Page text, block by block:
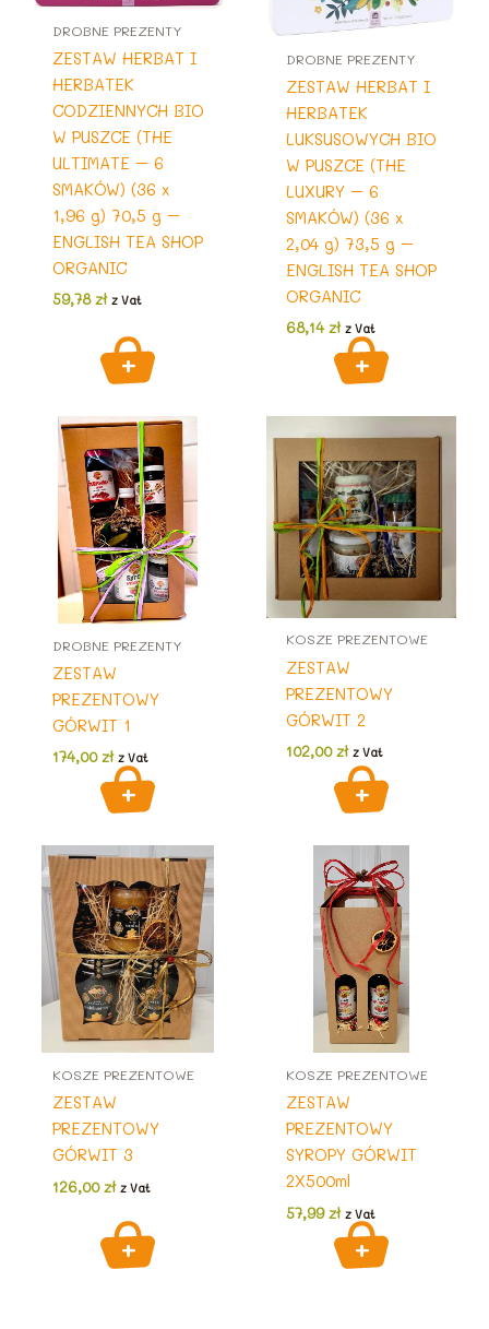
DROBNE PREZENTY
ZESTAW HERBAT I
HERBATEK
CODZIENNYCH BIO
W PUSZCE (THE
ULTIMATE – 6
SMAKÓW) (36 x
1,96 g) 70,5 g –
ENGLISH TEA SHOP
ORGANIC
59,78zł z Vat
DROBNE PREZENTY
ZESTAW HERBAT I
HERBATEK
LUKSUSOWYCH BIO
W PUSZCE (THE
LUXURY – 6
SMAKÓW) (36 x
2,04 g) 73,5 g –
ENGLISH TEA SHOP
ORGANIC
68,14 zł z Vat
DROBNE PREZENTY
ZESTAW
PREZENTOWY
GÓRWIT 1
174,00zł z Vat
KOSZE PREZENTOWE
ZESTAW
PREZENTOWY
GÓRWIT 2
102,00zł z Vat
KOSZE PREZENTOWE
ZESTAW
PREZENTOWY
GÓRWIT 3
126,00zł z Vat
KOSZE PREZENTOWE
ZESTAW
PREZENTOWY
SYROPY GÓRWIT
2X500ml
57,99zł z Vat